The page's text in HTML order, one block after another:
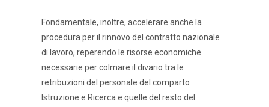
Fondamentale, inoltre, accelerare anche la
procedura per il rinnovo del contratto nazionale
di lavoro, reperendo le risorse economiche
necessarie per colmare il divario tra le
retribuzioni del personale del comparto
Istruzione e Ricerca e quelle del resto del